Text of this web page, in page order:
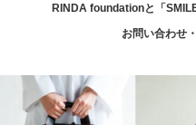
RINDA foundationと「SMILE
お問い合わせ